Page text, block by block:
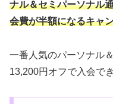
ナル＆セミパーソナル
会費が半額になるキャ
一番人気のパーソナル
13,200円オフで入会で